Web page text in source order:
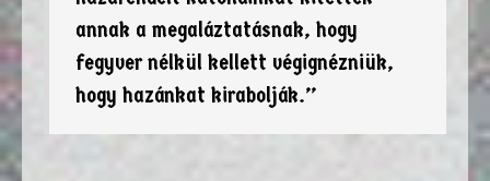
annak a megaláztatásnak, hogy
fegyver nélkül kellett végignézniük,
hogy hazánkat kirabolják.”